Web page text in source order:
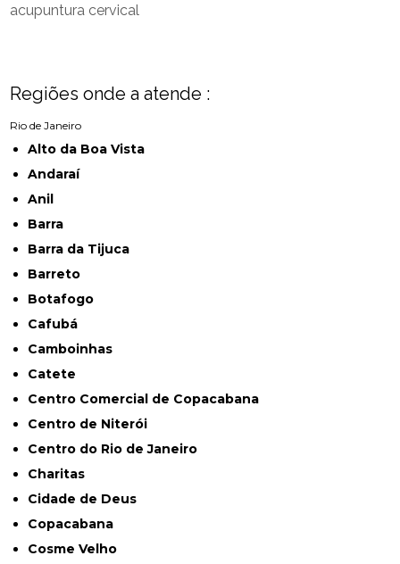
acupuntura cervical
Regiões onde a atende :
Rio de Janeiro
Alto da Boa Vista
Andaraí
Anil
Barra
Barra da Tijuca
Barreto
Botafogo
Cafubá
Camboinhas
Catete
Centro Comercial de Copacabana
Centro de Niterói
Centro do Rio de Janeiro
Charitas
Cidade de Deus
Copacabana
Cosme Velho